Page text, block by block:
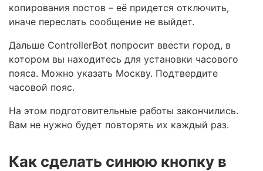
копирования постов – её придется отключить,
иначе переслать сообщение не выйдет.
Дальше ControllerBot попросит ввести город, в
котором вы находитесь для установки часового
пояса. Можно указать Москву. Подтвердите
часовой пояс.
На этом подготовительные работы закончились.
Вам не нужно будет повторять их каждый раз.
Как сделать синюю кнопку в